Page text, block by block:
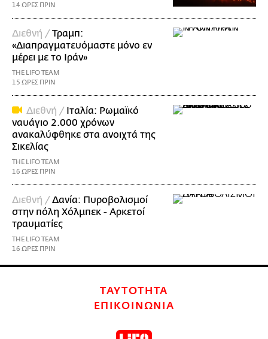
14 ΩΡΕΣ ΠΡΙΝ
Διεθνή /Τραμπ:
«Διαπραγματευόμαστε μόνο εν
μέρει με το Ιράν»
THE LIFO TEAM
15 ΩΡΕΣ ΠΡΙΝ
Διεθνή / Ιταλία: Ρωμαϊκό
ναυάγιο 2.000 χρόνων
ανακαλύφθηκε στα ανοιχτά της
Σικελίας
THE LIFO TEAM
16 ΩΡΕΣ ΠΡΙΝ
Διεθνή /Δανία: Πυροβολισμοί
στην πόλη Χόλμπεκ - Αρκετοί
τραυματίες
THE LIFO TEAM
16 ΩΡΕΣ ΠΡΙΝ
ΤΑΥΤΟΤΗΤΑ
ΕΠΙΚΟΙΝΩΝΙΑ